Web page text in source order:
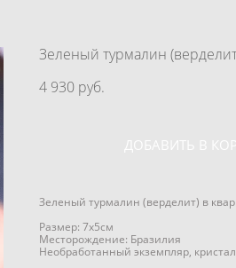
Зеленый турмалин
4 930 pуб.
ДОБАВИТЬ В
Зеленый турмалин (верделит) в
Размер: 7х5см
Месторождение: Бразилия
Необработанный экземпляр,